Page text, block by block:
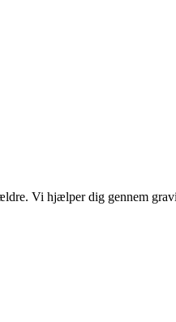
Vi hjælper dig gennem